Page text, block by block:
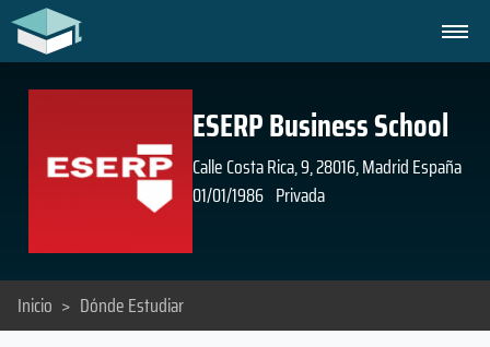
ESERP Business School
Calle Costa Rica, 9, 28016, Madrid España
01/01/1986 Privada
Inicio > Dónde Estudiar